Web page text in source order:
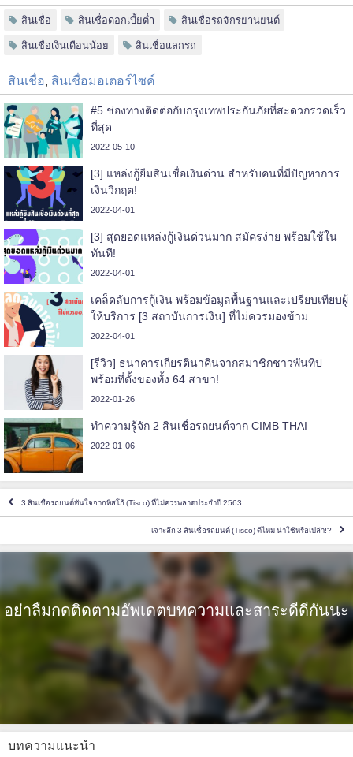
สินเชื่อ สินเชื่อดอกเบี้ยต่ำ สินเชื่อรถจักรยานยนต์
สินเชื่อเงินเดือนน้อย สินเชื่อแลกรถ
สินเชื่อ, สินเชื่อมอเตอร์ไซค์
#5 ช่องทางติดต่อกับกรุงเทพประกันภัยที่สะดวกรวดเร็ว
ที่สุด
2022-05-10
[3] แหล่งกู้ยืมสินเชื่อเงินด่วน สำหรับคนที่มีปัญหาการ
เงินวิกฤต!
2022-04-01
[3] สุดยอดแหล่งกู้เงินด่วนมาก สมัครง่าย พร้อมใช้ใน
ทันที!
2022-04-01
เคล็ดลับการกู้เงิน พร้อมข้อมูลพื้นฐานและเปรียบเทียบผู้
ให้บริการ [3 สถาบันการเงิน] ที่ไม่ควรมองข้าม
2022-04-01
[รีวิว] ธนาคารเกียรตินาคินจากสมาชิกชาวพันทิป
พร้อมที่ตั้งของทั้ง 64 สาขา!
2022-01-26
ทำความรู้จัก 2 สินเชื่อรถยนต์จาก CIMB THAI
2022-01-06
3 สินเชื่อรถยนต์ทันใจจากทิสโก้ (Tisco) ที่ไม่ควรพลาดประจำปี 2563
เจาะลึก 3 สินเชื่อรถยนต์ (Tisco) ดีไหม น่าใช้หรือเปล่า!?
อย่าลืมกดติดตามอัพเดตบทความและสาระดีดีกันนะ
บทความแนะนำ